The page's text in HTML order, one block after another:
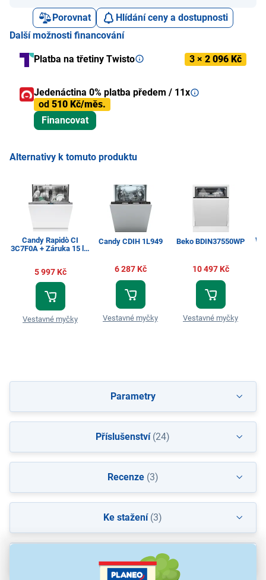
Porovnat
Hlídání ceny a dostupnosti
Další možnosti financování
Platba na třetiny Twisto 3 × 2 096 Kč
Jedenáctina 0% platba předem / 11x
od 510 Kč/měs.
Financovat
Alternativy k tomuto produktu
Candy Rapidò CI
3C7F0A + Záruka 15 let
5 997 Kč
Vestavné myčky
Candy CDIH 1L949
6 287 Kč
Vestavné myčky
Beko BDIN37550WP
10 497 Kč
Vestavné myčky
Popis
Parametry
Příslušenství(24)
Recenze(3)
Ke stažení(3)